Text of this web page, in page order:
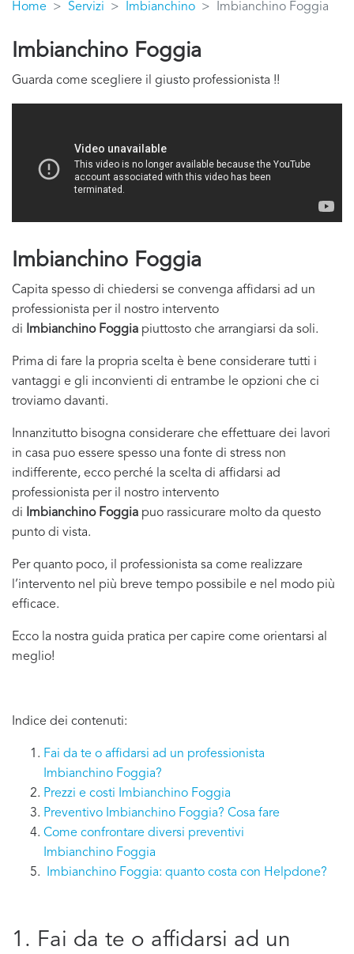
Home Servizi Imbianchino Imbianchino Foggia
Imbianchino Foggia
Guarda come scegliere il giusto professionista !!
Imbianchino Foggia
Capita spesso di chiedersi se convenga affidarsi ad un
professionista per il nostro intervento
di
Imbianchino Foggia piuttosto che arrangiarsi da soli.
Prima di fare la propria scelta è bene considerare tutti i
vantaggi e gli inconvienti di entrambe le opzioni che ci
troviamo davanti.
Innanzitutto bisogna considerare che effettuare dei lavori
in casa puo essere spesso una fonte di stress non
indifferente, ecco perché la scelta di affidarsi ad
professionista per il nostro intervento
di
Imbianchino Foggia puo rassicurare molto da questo
punto di vista.
Per quanto poco, il professionista sa come realizzare
l’intervento nel più breve tempo possibile e nel modo più
efficace.
Ecco la nostra guida pratica per capire come orientarsi al
meglio!
Indice dei contenuti:
Fai da te o affidarsi ad un professionista
Imbianchino Foggia?
Prezzi e costi Imbianchino Foggia
Preventivo Imbianchino Foggia? Cosa fare
Come confrontare diversi preventivi
Imbianchino Foggia
Imbianchino Foggia: quanto costa con Helpdone?
1. Fai da te o affidarsi ad un